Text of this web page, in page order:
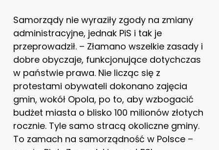
Samorządy nie wyraziły zgody na zmiany
administracyjne, jednak PiS i tak je
przeprowadził. – Złamano wszelkie zasady i
dobre obyczaje, funkcjonujące dotychczas
w państwie prawa. Nie licząc się z
protestami obywateli dokonano zajęcia
gmin, wokół Opola, po to, aby wzbogacić
budżet miasta o blisko 100 milionów złotych
rocznie. Tyle samo stracą okoliczne gminy.
To zamach na samorządność w Polsce –